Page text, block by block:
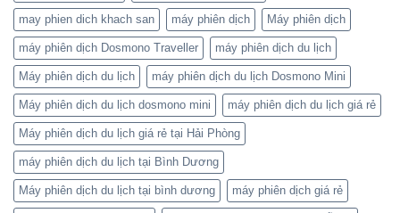
may phien dich khach san máy phiên dịch Máy phiên dịch
máy phiên dịch Dosmono Traveller máy phiên dịch du lịch
Máy phiên dịch du lịch máy phiên dịch du lịch Dosmono Mini
Máy phiên dịch du lịch dosmono mini máy phiên dịch du lịch giá rẻ
Máy phiên dịch du lịch giá rẻ tại Hải Phòng
máy phiên dịch du lịch tại Bình Dương
Máy phiên dịch du lịch tại bình dương máy phiên dịch giá rẻ